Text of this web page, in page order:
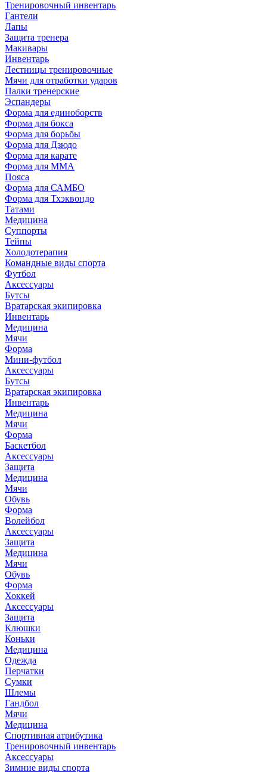
Тренировочный инвентарь
Гантели
Лапы
Защита тренера
Макивары
Инвентарь
Лестницы тренировочные
Мячи для отработки ударов
Палки тренерские
Эспандеры
Форма для единоборств
Форма для бокса
Форма для борьбы
Форма для Дзюдо
Форма для карате
Форма для MMA
Пояса
Форма для САМБО
Форма для Тхэквондо
Татами
Медицина
Суппорты
Тейпы
Холодотерапия
Командные виды спорта
Футбол
Аксессуары
Бутсы
Вратарская экипировка
Инвентарь
Медицина
Мячи
Форма
Мини-футбол
Аксессуары
Бутсы
Вратарская экипировка
Инвентарь
Медицина
Мячи
Форма
Баскетбол
Аксессуары
Защита
Медицина
Мячи
Обувь
Форма
Волейбол
Аксессуары
Защита
Медицина
Мячи
Обувь
Форма
Хоккей
Аксессуары
Защита
Клюшки
Коньки
Медицина
Одежда
Перчатки
Сумки
Шлемы
Гандбол
Мячи
Медицина
Спортивная атрибутика
Тренировочный инвентарь
Аксессуары
Зимние виды спорта